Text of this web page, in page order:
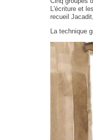
L'écriture et
recueil
La technique